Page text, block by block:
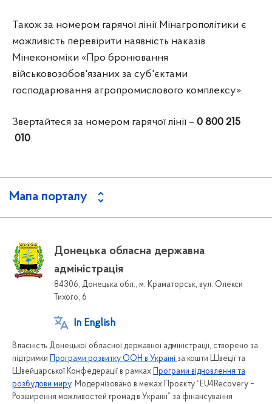
Також за номером гарячої лінії Мінагрополітики є
можливість перевірити наявність наказів
Мінекономіки «Про бронювання
військовозобов'язаних за суб'єктами
господарювання агропромислового комплексу».
Звертайтеся за номером гарячої лінії – 0 800 215
010.
Мапа порталу
Донецька обласна державна
адміністрація
84306, Донецька обл., м. Краматорськ, вул. Олекси
Тихого, 6
In English
Власність Донецької обласної державної адміністрації, створено за
підтримки
Програми розвитку ООН в Україні за кошти Швеції та
Швейцарської Конфедерації в рамках
Програми відновлення та
розбудови миру. Модернізовано в межах Проєкту “EU4Recovery –
Розширення можливостей громад в Україні” за фінансування